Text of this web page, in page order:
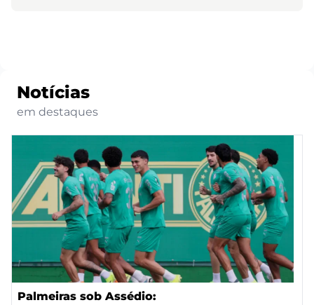
Notícias
em destaques
Palmeiras sob Assédio: